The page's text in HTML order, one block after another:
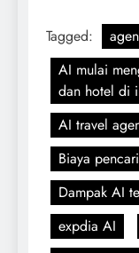
Tagged:
AI mulai
dan hotel di
AI travel
Biaya
Dampak AI
expdia AI